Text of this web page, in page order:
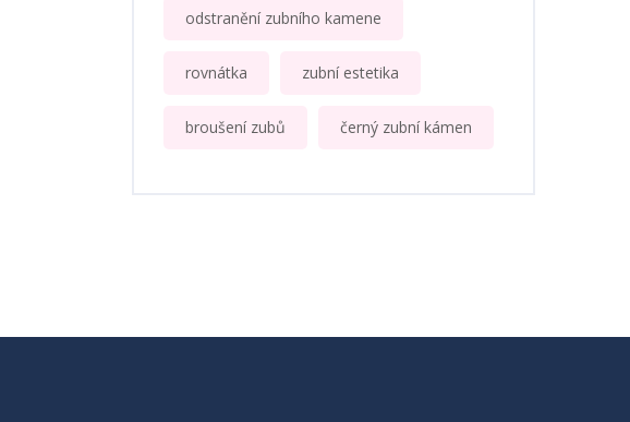
odstranění zubního kamene
rovnátka zubní estetika
broušení zubů černý zubní kámen